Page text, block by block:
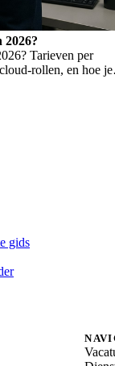
2026?
Tarieven per
rollen, en hoe je
gids